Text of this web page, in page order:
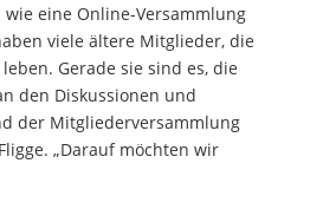
eine Online-Versammlung
viele ältere Mitglieder, die
Gerade sie sind es, die
den Diskussionen und
der Mitgliederversammlung
„Darauf möchten wir